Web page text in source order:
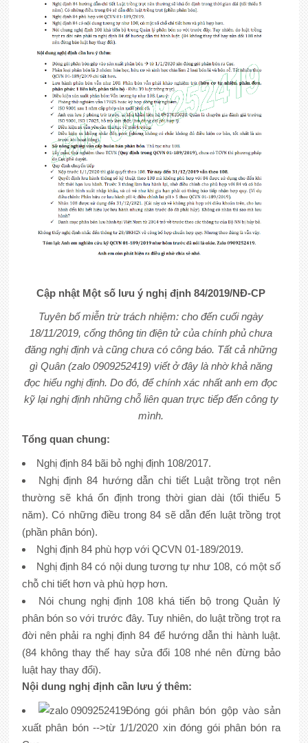
Cập nhật Một số lưu ý nghị định 84/2019/NĐ-CP
Tuyên bố miễn trừ trách nhiệm: cho đến cuối ngày
18/11/2019, cổng thông tin điện tử của chính phủ chưa
đăng nghị định và cũng chưa có công báo. Tất cả những
gì Quân (zalo 0909252419) viết ở đây là nhờ khả năng
đọc hiểu nghị định. Do đó, để chính xác nhất anh em đọc
kỹ lại nghị định những chỗ liên quan trực tiếp đến công ty
mình.
Tổng quan chung:
Nghị định 84 bãi bỏ nghị định 108/2017.
Nghị định 84 hướng dẫn chi tiết Luật trồng trọt nên
thường sẽ khá ổn định trong thời gian dài (tối thiểu 5
năm). Có những điều trong 84 sẽ dẫn đến luật trồng trọt
(phần phân bón).
Nghị định 84 phù hợp với QCVN 01-189/2019.
Nghị định 84 có nội dung tương tự như 108, có một số
chỗ chi tiết hơn và phù hợp hơn.
Nói chung nghị định 108 khá tiến bộ trong Quản lý
phân bón so với trước đây. Tuy nhiên, do luật trồng trọt ra
đời nên phải ra nghị định 84 để hướng dẫn thi hành luật.
(84 không thay thế hay sửa đổi 108 nhé nên đừng bảo
luật hay thay đổi).
Nội dung nghị định cần lưu ý thêm:
Đóng gói phân bón gộp vào sản
xuất phân bón -->từ 1/1/2020 xin đóng gói phân bón ra